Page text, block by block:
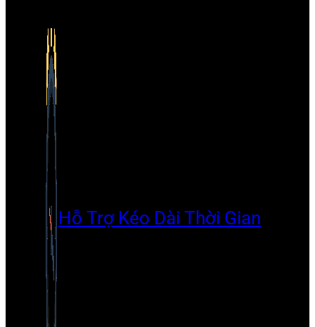
Hỗ Trợ Kéo Dài Thời Gian